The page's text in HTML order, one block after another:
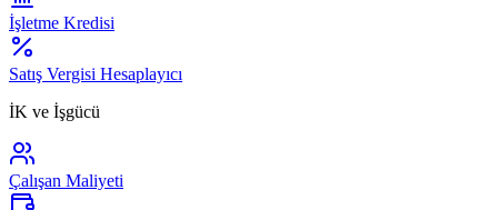
İşletme Kredisi
Satış Vergisi Hesaplayıcı
İK ve İşgücü
Çalışan Maliyeti